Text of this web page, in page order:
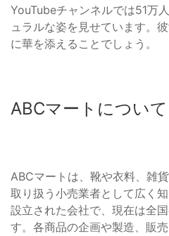
YouTubeチャンネルでは51万
ュラルな姿を見せています。
に華を添えることでしょう。
ABCマートについて
ABCマートは、靴や衣料、雑
取り扱う小売業者として広く
設立された会社で、現在は全
す。各商品の企画や製造、販